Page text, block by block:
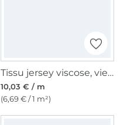
Tissu jersey viscose, vieux rose
10,03 € / m
(6,69 € / 1 m²)